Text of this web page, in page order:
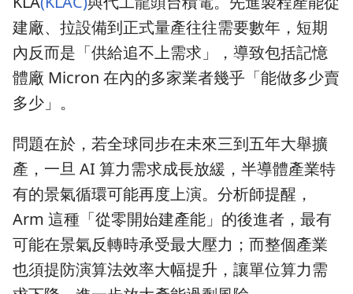
建廠、拉設備到正式量產往往需要數年，短期
內反而是「供給追不上需求」，導致包括記憶
體廠 Micron 在內的多家業者幾乎「能做多少賣
多少」。
問題在於，若全球同步在未來三到五年大舉擴
產，一旦 AI 算力需求成長放緩，半導體產業特
有的景氣循環可能再度上演。分析師提醒，
Arm 這種「從零開始建產能」的後進者，最有
可能在景氣反轉時承受最大壓力；而整個產業
也須提防演算法效率大幅提升，讓單位算力需